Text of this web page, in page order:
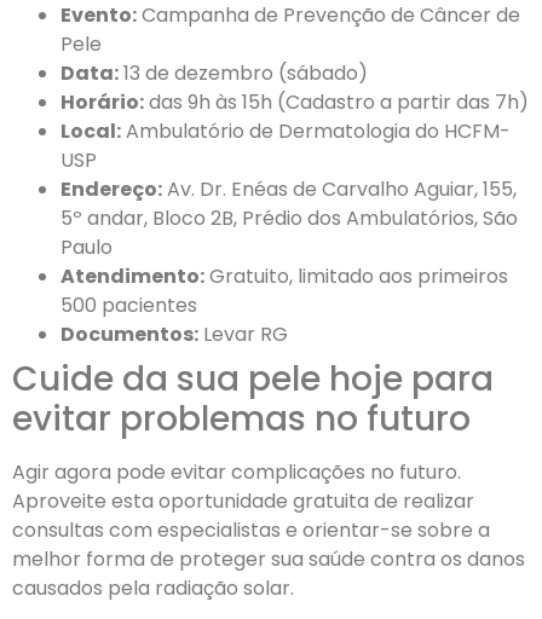
Evento:Campanha de Prevenção de Câncer de
Pele
Data:13 de dezembro (sábado)
Horário:das 9h às 15h (Cadastro a partir das 7h)
Local:Ambulatório de Dermatologia do HCFM-
USP
Endereço:Av. Dr. Enéas de Carvalho Aguiar, 155,
5º andar, Bloco 2B, Prédio dos Ambulatórios, São
Paulo
Atendimento:Gratuito, limitado aos primeiros
500 pacientes
Documentos: Levar RG
Cuide da sua pele hoje para
evitar problemas no futuro
Agir agora pode evitar complicações no futuro.
Aproveite esta oportunidade gratuita de realizar
consultas com especialistas e orientar-se sobre a
melhor forma de proteger sua saúde contra os danos
causados pela radiação solar.